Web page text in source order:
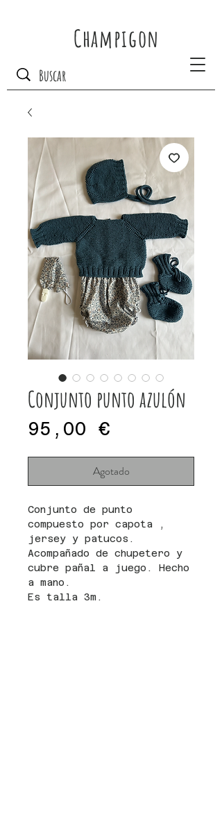
Champigon
Conjunto punto azulón
95,00 €
Agotado
Conjunto de punto
compuesto por capota ,
jersey y patucos.
Acompañado de chupetero y
cubre pañal a juego. Hecho
a mano.
Es talla 3m.